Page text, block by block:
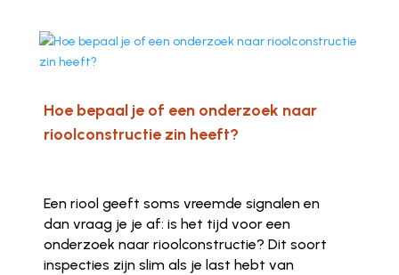
Hoe bepaal je of een onderzoek naar
rioolconstructie zin heeft?
Een riool geeft soms vreemde signalen en
dan vraag je je af: is het tijd voor een
onderzoek naar rioolconstructie? Dit soort
inspecties zijn slim als je last hebt van